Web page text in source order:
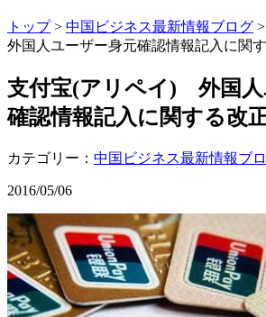
トップ> 中国ビジネス最新情報ブログ
外国人ユーザー身元確認情報記入に関
支付宝(アリペイ) 外国人
確認情報記入に関する改
カテゴリー： 中国ビジネス最新情報ブ
2016/05/06